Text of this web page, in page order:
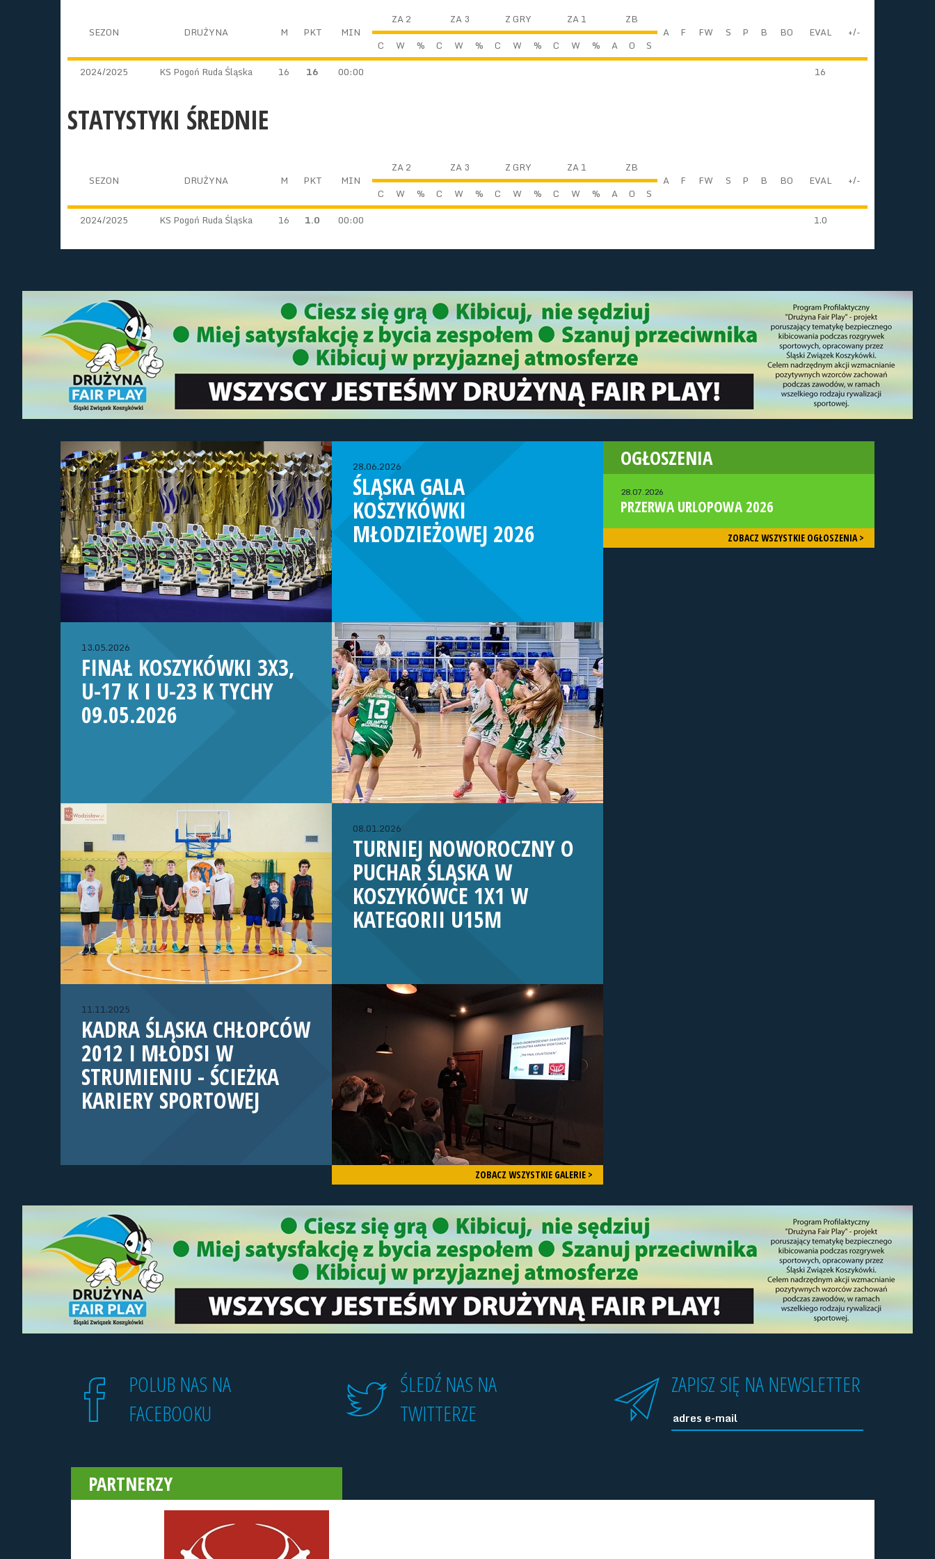
SEZON DRUŻYNA M PKT MIN
ZA 2 ZA 3 Z GRY ZA 1
ZB
A
F FW S P B BO EVAL
+/-
C
W % C W % C W % C W % A O
S
2024/2025
KS Pogoń Ruda Śląska 16 16 00:00 16
STATYSTYKI ŚREDNIE
SEZON DRUŻYNA M PKT MIN
ZA 2 ZA 3 Z GRY ZA 1
ZB
A
F FW S P B BO EVAL
+/-
C
W % C W % C W % C W % A O
S
2024/2025
KS Pogoń Ruda Śląska 16 1.0 00:00 1.0
28.06.2026
ŚLĄSKA GALA
KOSZYKÓWKI
MŁODZIEŻOWEJ 2026
13.05.2026
FINAŁ KOSZYKÓWKI 3X3,
U-17 K I U-23 K TYCHY
09.05.2026
08.01.2026
TURNIEJ NOWOROCZNY O
PUCHAR ŚLĄSKA W
KOSZYKÓWCE 1X1 W
KATEGORII U15M
11.11.2025
KADRA ŚLĄSKA CHŁOPCÓW
2012 I MŁODSI W
STRUMIENIU - ŚCIEŻKA
KARIERY SPORTOWEJ
ZOBACZ WSZYSTKIE GALERIE >
OGŁOSZENIA
28.07.2026
PRZERWA URLOPOWA 2026
ZOBACZ WSZYSTKIE OGŁOSZENIA >
POLUB NAS NA
FACEBOOKU
ŚLEDŹ NAS NA
TWITTERZE
ZAPISZ SIĘ NA NEWSLETTER
PARTNERZY